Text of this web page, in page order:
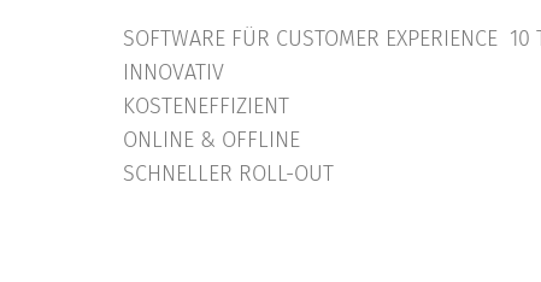
SOFTWARE FÜR CUSTOMER EXPERIENCE 10
INNOVATIV
KOSTENEFFIZIENT
ONLINE & OFFLINE
SCHNELLER ROLL-OUT